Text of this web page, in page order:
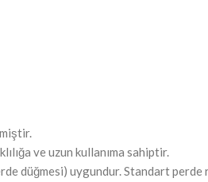
ve uzun kullanıma sahiptir.
düğmesi) uygundur. Standart